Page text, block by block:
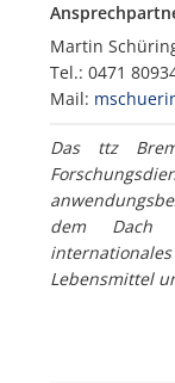
Martin
Tel.: 0471
Mail:
Das ttz
dem Dach
Lebensmittel